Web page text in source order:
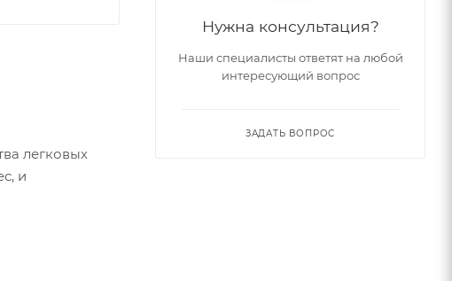
легковых
и
Нужна консультация?
Наши специалисты ответят на любой
интересующий вопрос
ЗАДАТЬ ВОПРОС